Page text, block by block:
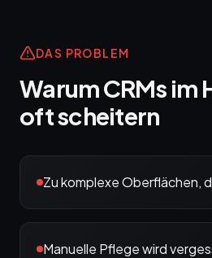
DAS PROBLEM
Warum CRMs im
oft scheitern
Zu komplexe Oberflächen,
Manuelle Pflege wird